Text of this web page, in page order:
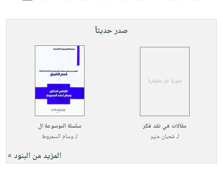
صدر حديثاً
مقالات في نقد فكر
لـشعبان منير
سلسلة الموسوعة ال
لـوسام السمروط
المزيد من البنود »